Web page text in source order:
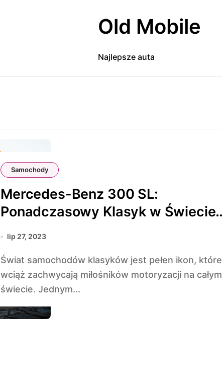
Old Mobile
Najlepsze auta
Samochody
Mercedes-Benz 300 SL:
Ponadczasowy Klasyk w Świecie
Samochodów
lip 27, 2023
Świat samochodów klasyków jest pełen ikon, które
wciąż zachwycają miłośników motoryzacji na całym
świecie. Jednym...